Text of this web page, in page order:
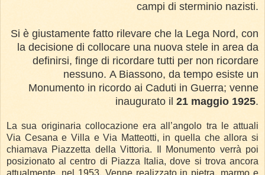
campi di sterminio nazisti.
Si è giustamente fatto rilevare che la Lega Nord, con
la decisione di collocare una nuova stele in area da
definirsi, finge di ricordare tutti per non ricordare
nessuno. A Biassono, da tempo esiste un
Monumento in ricordo ai Caduti in Guerra; venne
inaugurato il 21 maggio 1925.
La sua originaria collocazione era all’angolo tra le attuali
Via Cesana e Villa e Via Matteotti, in quella che allora si
chiamava Piazzetta della Vittoria.
Il Monumento verrà poi
posizionato al centro di Piazza Italia, dove si trova ancora